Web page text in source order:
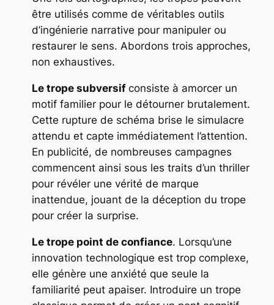
être utilisés comme de véritables outils
d’ingénierie narrative pour manipuler ou
restaurer le sens. Abordons trois approches,
non exhaustives.
Le trope subversif consiste à amorcer un
motif familier pour le détourner brutalement.
Cette rupture de schéma brise le simulacre
attendu et capte immédiatement l’attention.
En publicité, de nombreuses campagnes
commencent ainsi sous les traits d’un thriller
pour révéler une vérité de marque
inattendue, jouant de la déception du trope
pour créer la surprise.
Le trope point de confiance. Lorsqu’une
innovation technologique est trop complexe,
elle génère une anxiété que seule la
familiarité peut apaiser. Introduire un trope